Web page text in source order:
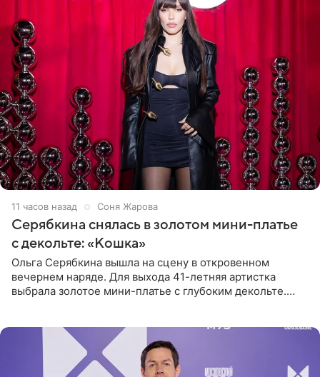
11 часов назад Соня Жарова
Серябкина снялась в золотом мини-платье
с декольте: «Кошка»
Ольга Серябкина вышла на сцену в откровенном
вечернем наряде. Для выхода 41-летняя артистка
выбрала золотое мини-платье с глубоким декольте.